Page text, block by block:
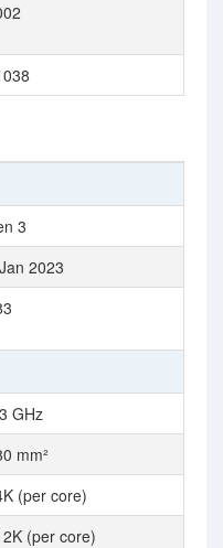
3
2023
GHz
mm²
(per core)
(per core)